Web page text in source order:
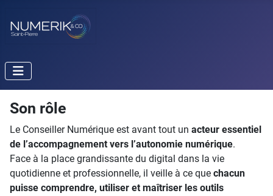
Son rôle
Le Conseiller Numérique est avant tout un acteur essentiel
de l’accompagnement vers l’autonomie numérique.
Face à la place grandissante du digital dans la vie
quotidienne et professionnelle, il veille à ce que chacun
puisse comprendre, utiliser et maîtriser les outils